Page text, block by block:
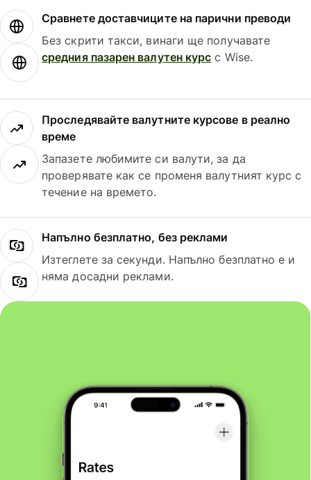
Сравнете доставчиците на парични преводи
Без скрити такси, винаги ще получавате
средния пазарен валутен курс с Wise.
Проследявайте валутните курсове в реално
време
Запазете любимите си валути, за да
проверявате как се променя валутният курс с
течение на времето.
Напълно безплатно, без реклами
Изтеглете за секунди. Напълно безплатно е и
няма досадни реклами.